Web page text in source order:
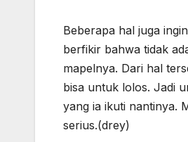
Beberapa hal juga
berfikir bahwa tidak
mapelnya. Dari hal
bisa untuk lolos. Jadi
yang ia ikuti nantinya.
serius.(drey)